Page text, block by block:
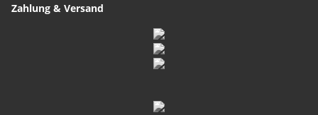
Zahlung & Versand